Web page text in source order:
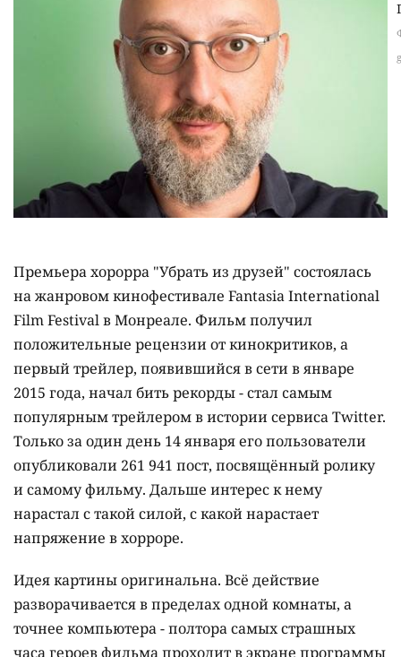
Премьера хорорра "Убрать из друзей" состоялась
на жанровом кинофестивале Fantasia International
Film Festival в Монреале. Фильм получил
положительные рецензии от кинокритиков, а
первый трейлер, появившийся в сети в январе
2015 года, начал бить рекорды - стал cамым
популярным трейлером в истории сервиса Twitter.
Только за один день 14 января его пользователи
опубликовали 261 941 пост, посвящённый ролику
и самому фильму. Дальше интерес к нему
нарастал с такой силой, с какой нарастает
напряжение в хорроре.
Идея картины оригинальна. Всё действие
разворачивается в пределах одной комнаты, а
точнее компьютера - полтора самых страшных
часа героев фильма проходит в экране программы